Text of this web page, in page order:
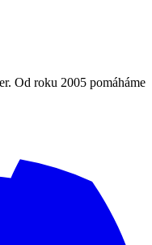
Od roku 2005 pomáháme